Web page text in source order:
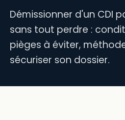
Démissionner d'un CDI
sans tout perdre :
pièges à éviter,
sécuriser son dossier.